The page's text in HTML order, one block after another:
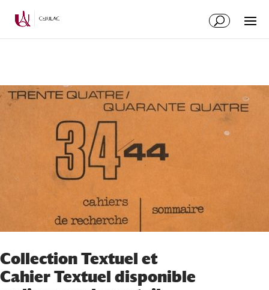
Collection Textuel et
Cahier Textuel disponible